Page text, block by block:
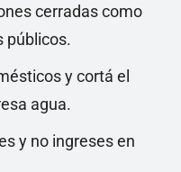
cerradas como
públicos.
y cortá el
agua.
y no ingreses en